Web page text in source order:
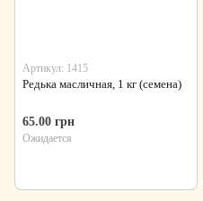
Артикул: 1415
Редька масличная, 1 кг (семена)
65.00 грн
Ожидается